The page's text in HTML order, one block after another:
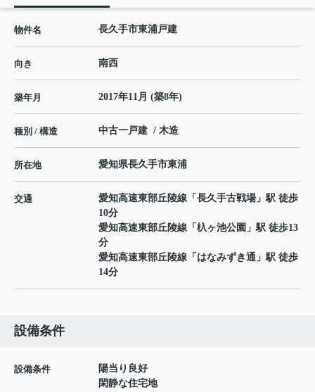
物件名 長久手市東浦戸建
向き 南西
築年月 2017年11月 (築8年)
種別 / 構造 中古一戸建 / 木造
所在地 愛知県長久手市東浦
交通 愛知高速東部丘陵線 「 長久手古戦場」駅 徒歩
10分
愛知高速東部丘陵線 「 杁ヶ池公園 」駅 徒歩13
分
愛知高速東部丘陵線 「 はなみずき通 」駅 徒歩
14分
設備条件
設備条件
陽当り良好
閑静な住宅地